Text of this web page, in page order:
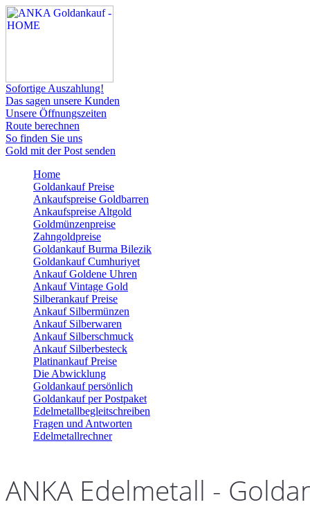
Sofortige Auszahlung!
Das sagen unsere Kunden
Unsere Öffnungszeiten
Route berechnen
So finden Sie uns
Gold mit der Post senden
Home
Goldankauf Preise
Ankaufspreise Goldbarren
Ankaufspreise Altgold
Goldmünzenpreise
Zahngoldpreise
Goldankauf Burma Bilezik
Goldankauf Cumhuriyet
Ankauf Goldene Uhren
Ankauf Vintage Gold
Silberankauf Preise
Ankauf Silbermünzen
Ankauf Silberwaren
Ankauf Silberschmuck
Ankauf Silberbesteck
Platinankauf Preise
Die Abwicklung
Goldankauf persönlich
Goldankauf per Postpaket
Edelmetallbegleitschreiben
Fragen und Antworten
Edelmetallrechner
ANKA Edelmetall -